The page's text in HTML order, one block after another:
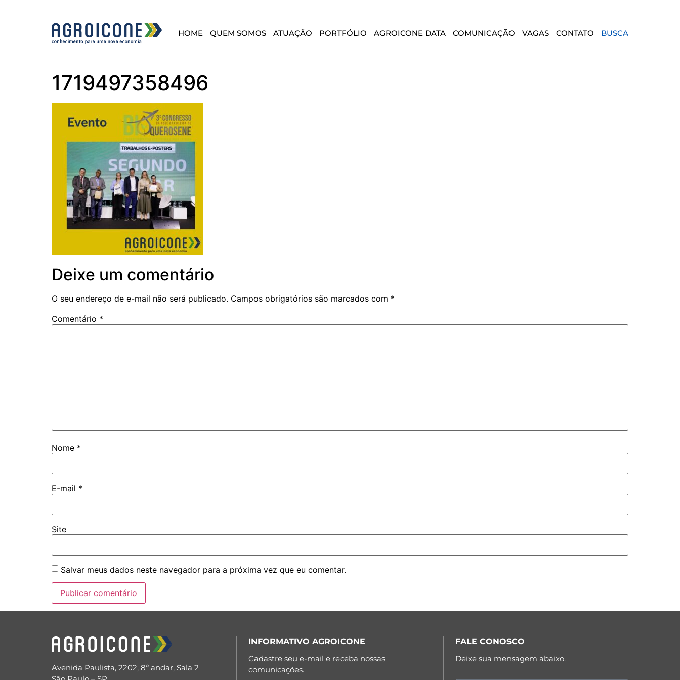
HOME QUEM SOMOS ATUAÇÃO PORTFÓLIO AGROICONE DATA COMUNICAÇÃO VAGAS CONTATO BUSCA
1719497358496
Deixe um comentário
O seu endereço de e-mail não será publicado. Campos obrigatórios são marcados com *
Comentário *
Nome *
E-mail *
Site
Salvar meus dados neste navegador para a próxima vez que eu comentar.
Avenida Paulista, 2202, 8º andar, Sala 2
INFORMATIVO AGROICONE
Cadastre seu e-mail e receba nossas
comunicações.
FALE CONOSCO
Deixe sua mensagem abaixo.